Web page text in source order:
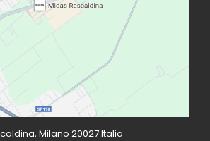
Milano 20027 Italia